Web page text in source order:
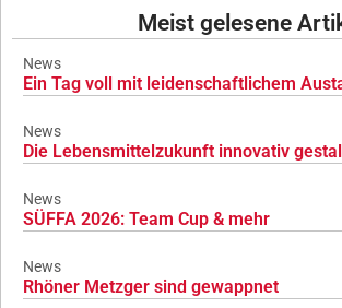
Meist gelesene
News
Ein Tag voll mit leidenschaftlichem
News
Die Lebensmittelzukunft innovativ
News
SÜFFA 2026: Team Cup & mehr
News
Rhöner Metzger sind gewappnet